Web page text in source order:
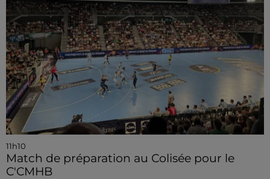
11h10
Match de préparation au Colisée pour le
C'CMHB